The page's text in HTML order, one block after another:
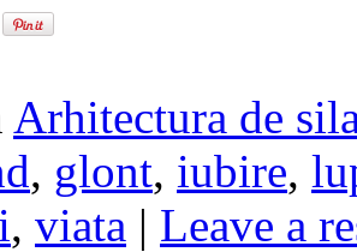
Arhitectura de
, glont, iubire,
, viata | Leave a